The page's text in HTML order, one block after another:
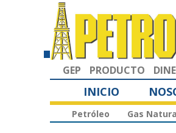
GEP PRODUCTO
INICIO
Petróleo Gas